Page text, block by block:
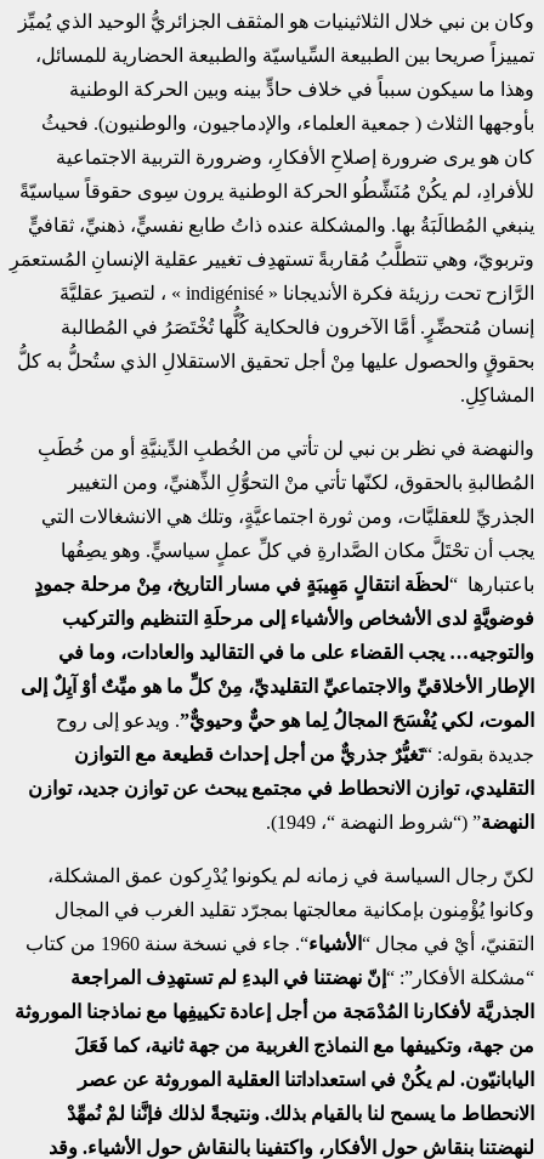
وكان بن نبي خلال الثلاثينيات هو المثقف الجزائريُّ الوحيد الذي يُميِّز
تمييزاً صريحا بين الطبيعة السِّياسيّة والطبيعة الحضارية للمسائل،
وهذا ما سيكون سبباً في خلاف حادٍّ بينه وبين الحركة الوطنية
بأوجهها الثلاث ( جمعية العلماء، والإدماجيون، والوطنيون). فحيثُ
كان هو يرى ضرورة إصلاحِ الأفكارِ، وضرورة التربية الاجتماعية
للأفرادِ، لم يكُنْ مُنَشِّطُو الحركة الوطنية يرون سِوى حقوقاً سياسيّةً
ينبغي المُطالَبَةُ بها. والمشكلة عنده ذاتُ طابع نفسيٍّ، ذهنيِّ، ثقافيٍّ
وتربويّ، وهي تتطلَّبُ مُقاربةً تستهدِف تغيير عقلية الإنسانِ المُستعمَرِ
الرَّازح تحت رزيئة فكرة الأنديجانا « indigénisé » ، لتصيرَ عقليَّةَ
إنسان مُتحضِّرٍ. أمَّا الآخرون فالحكاية كُلُّها تُخْتَصَرُ في المُطالبة
بحقوقٍ والحصول عليها مِنْ أجل تحقيق الاستقلالِ الذي ستُحلُّ به كلُّ
المشاكِلِ.
والنهضة في نظر بن نبي لن تأتي من الخُطبِ الدِّينيَّةِ أو من خُطَبِ
المُطالبةِ بالحقوق، لكنّها تأتي منْ التحوُّلِ الذِّهنيِّ، ومن التغيير
الجذريِّ للعقليَّات، ومن ثورة اجتماعيَّةٍ، وتلك هي الانشغالات التي
يجب أن تحْتَلَّ مكان الصَّدارةِ في كلِّ عملٍ سياسيٍّ. وهو يصِفُها
باعتبارها “لحظَة انتقالٍ مَهِيبَةٍ في مسار التاريخ، مِنْ مرحلة جمودٍ
فوضويَّةٍ لدى الأشخاص والأشياء إلى مرحلَةِ التنظيم والتركيب
والتوجيه… يجب القضاء على ما في التقاليد والعادات، وما في
الإطار الأخلاقيِّ والاجتماعيِّ التقليديِّ، مِنْ كلِّ ما هو ميِّتٌ أوْ آيِلٌ إلى
الموت، لكي يُفْسَحَ المجالُ لِما هو حيٌّ وحيويٌّ”. ويدعو إلى روح
جديدة بقوله: “تَغيُّرٌ جذريٌّ من أجل إحداث قطيعة مع التوازن
التقليدي، توازن الانحطاط في مجتمع يبحث عن توازن جديد، توازن
النهضة” (“شروط النهضة “، 1949).
لكنّ رجال السياسة في زمانه لم يكونوا يُدْرِكون عمق المشكلة،
وكانوا يُؤْمِنون بإمكانية معالجتها بمجرّد تقليد الغرب في المجال
التقنيّ، أيْ في مجال “ الأشياء
“. جاء في نسخة سنة 1960 من كتاب
“مشكلة الأفكار”: “ إنّ نهضتنا في البدءِ لم تستهدِف المراجعة
الجذريَّة لأفكارنا المُدْمَجة من أجل إعادة تكييفِها مع نماذجنا الموروثة
من جهة، وتكييفها مع النماذج الغربية من جهة ثانية، كما فَعَلَ
اليابانيّون. لم يكُنْ في استعداداتنا العقلية الموروثة عن عصر
الانحطاط ما يسمح لنا بالقيام بذلك. ونتيجةً لذلك فإنَّنا لمْ نُمهِّدْ
لنهضتنا بنقاشٍ حول الأفكار، واكتفينا بالنقاش حول الأشياء. وقد